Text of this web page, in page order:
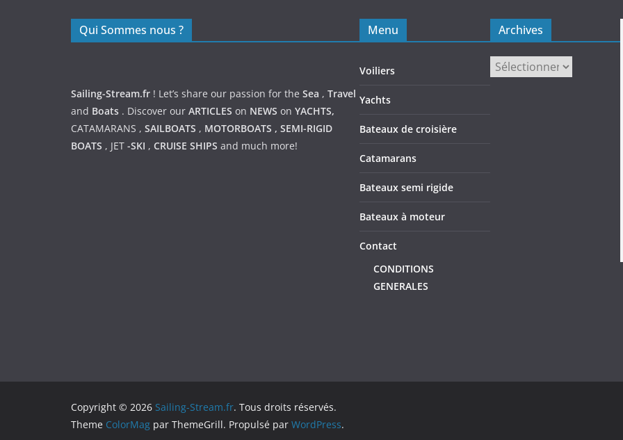
Qui Sommes nous ?
Sailing-Stream.fr ! Let’s share our passion for the Sea , Travel
and Boats . Discover our ARTICLES on NEWS on YACHTS,
CATAMARANS , SAILBOATS , MOTORBOATS , SEMI-RIGID
BOATS , JET -SKI , CRUISE SHIPS and much more!
Menu
Voiliers
Yachts
Bateaux de croisière
Catamarans
Bateaux semi rigide
Bateaux à moteur
Contact
CONDITIONS
GENERALES
Archives
Archives
Copyright © 2026 Sailing-Stream.fr. Tous droits réservés.
Theme ColorMag par ThemeGrill. Propulsé par WordPress.